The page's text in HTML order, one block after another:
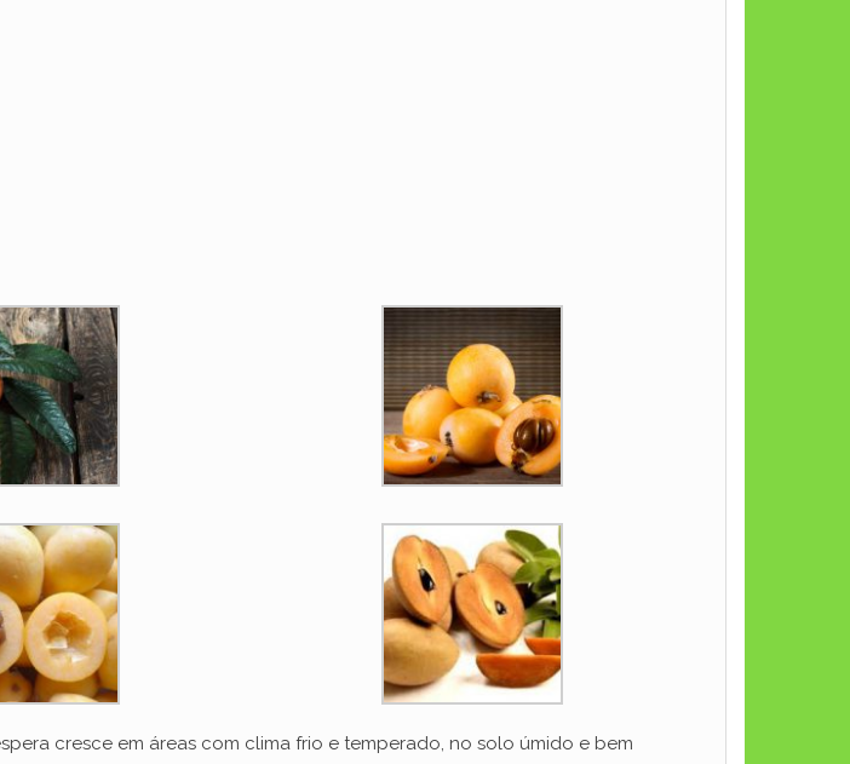
cresce em áreas com clima frio e temperado, no solo úmido e bem